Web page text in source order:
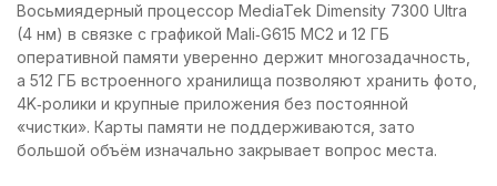
Восьмиядерный процессор MediaTek Dimensity 7300 Ultra
(4 нм) в связке с графикой Mali‑G615 MC2 и 12 ГБ
оперативной памяти уверенно держит многозадачность,
а 512 ГБ встроенного хранилища позволяют хранить фото,
4K‑ролики и крупные приложения без постоянной
«чистки». Карты памяти не поддерживаются, зато
большой объём изначально закрывает вопрос места.